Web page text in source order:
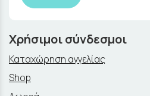
Χρήσιμοι σύνδεσμοι
Καταχώρηση αγγελίας
Shop